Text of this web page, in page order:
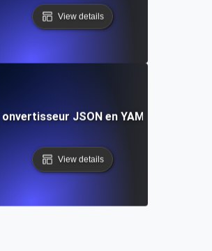
View details
Convertisseur JSON en YAML
View details